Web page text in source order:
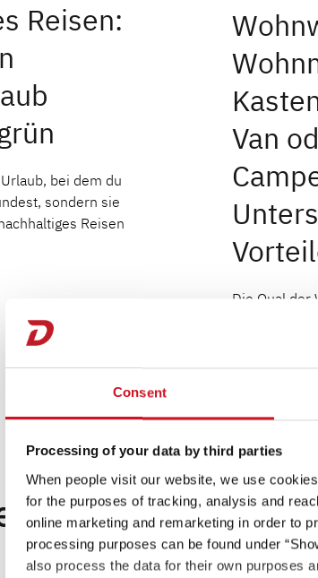
Consent
Processing of your data by third parties
When people visit our website, we use
for the purposes of tracking, analysis and
online marketing and remarketing in order to
processing purposes can be found under
also process the data for their own purposes
Reisen:
bei dem du
sondern sie
Reisen
Van
Die Qual der
zu dir?